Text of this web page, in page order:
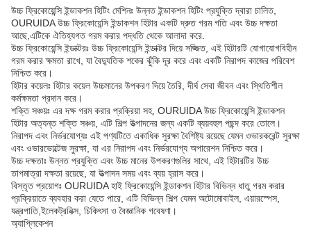
উচ্চ ফ্রিকোয়েন্সি ইন্ডাকশন হিটিং মেশিনঃ উন্নত ইন্ডাকশন হিটিং প্রযুক্তি দ্বারা চালিত,
OURUIDA উচ্চ ফ্রিকোয়েন্সি ইন্ডাকশন হিটার একটি দ্রুত গরম গতি এবং উচ্চ দক্ষতা
আছে,এটিকে ঐতিহ্যগত গরম করার পদ্ধতি থেকে আলাদা করে.
উচ্চ ফ্রিকোয়েন্সি ইন্ডাক্টরঃ উচ্চ ফ্রিকোয়েন্সি ইন্ডাক্টর দিয়ে সজ্জিত, এই হিটারটি যোগাযোগবিহীন
গরম করার ক্ষমতা রাখে, যা বৈদ্যুতিক শকের ঝুঁকি দূর করে এবং একটি নিরাপদ কাজের পরিবেশ
নিশ্চিত করে।
হিটার কয়েলঃ হিটার কয়েল উচ্চমানের উপকরণ দিয়ে তৈরি, দীর্ঘ সেবা জীবন এবং স্থিতিশীল
কর্মক্ষমতা প্রদান করে।
শক্তি সঞ্চয়ঃ এর দক্ষ গরম করার প্রক্রিয়া সহ, OURUIDA উচ্চ ফ্রিকোয়েন্সি ইন্ডাকশন
হিটার অত্যন্ত শক্তি সঞ্চয়, এটি শিল্প উত্পাদনের জন্য একটি ব্যয়বহুল পছন্দ করে তোলে।
নিরাপদ এবং নির্ভরযোগ্যঃ এই পণ্যটিতে একাধিক সুরক্ষা বৈশিষ্ট্য রয়েছে যেমন ওভারকরেন্ট সুরক্ষা
এবং ওভারভোল্টেজ সুরক্ষা, যা এর নিরাপদ এবং নির্ভরযোগ্য অপারেশন নিশ্চিত করে।
উচ্চ দক্ষতাঃ উন্নত প্রযুক্তি এবং উচ্চ মানের উপকরণগুলির সাথে, এই হিটারটির উচ্চ
তাপমাত্রা দক্ষতা রয়েছে, যা উত্পাদন সময় এবং ব্যয় হ্রাস করে।
বিস্তৃত প্রয়োগঃ OURUIDA হাই ফ্রিকোয়েন্সি ইন্ডাকশন হিটার বিভিন্ন ধাতু গরম করার
প্রক্রিয়াতে ব্যবহার করা যেতে পারে, এটি বিভিন্ন শিল্প যেমন অটোমোবাইল, এয়ারস্পেস,
যন্ত্রপাতি,ইলেকট্রনিক্স, চিকিৎসা ও বৈজ্ঞানিক গবেষণা।
অ্যাপ্লিকেশন